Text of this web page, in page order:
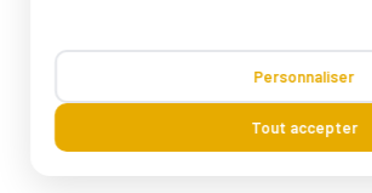
Tranquillité et efficacité sont
mots de votre expérienceavec
Personnaliser
Tout accepter